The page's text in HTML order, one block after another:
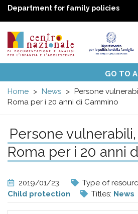
Department for family policies
Centro
nazionale
di
e
analisi
menuTopics
Activities
UN Convention
National ObservatoriesGO TO
Home
News
Persone
Roma per i 20 anni di Cammino
Persone
Roma per i 20 anni
2019/01/23 Type of
Child protection
Titles: News